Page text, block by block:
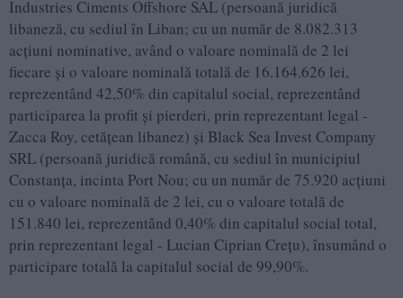
Industries Ciments Offshore SAL (persoană juridică
libaneză, cu sediul în Liban; cu un număr de 8.082.313
acţiuni nominative, având o valoare nominală de 2 lei
fiecare şi o valoare nominală totală de 16.164.626 lei,
reprezentând 42,50% din capitalul social, reprezentând
participarea la profit şi pierderi, prin reprezentant legal -
Zacca Roy, cetăţean libanez) și Black Sea Invest Company
SRL (persoană juridică română, cu sediul în municipiul
Constanţa, incinta Port Nou; cu un număr de 75.920 acţiuni
cu o valoare nominală de 2 lei, cu o valoare totală de
151.840 lei, reprezentând 0,40% din capitalul social total,
prin reprezentant legal - Lucian Ciprian Creţu), însumând o
participare totală la capitalul social de 99,90%.